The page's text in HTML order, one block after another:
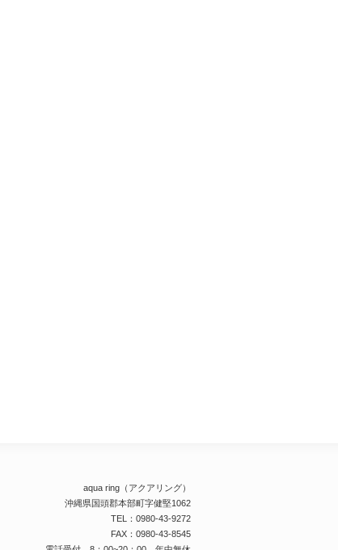
aqua ring（アクアリング）
沖縄県国頭郡本部町字健堅1062
TEL：0980-43-9272
FAX：0980-43-8545